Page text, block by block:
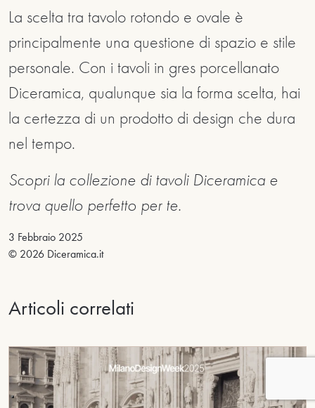
La scelta tra tavolo rotondo e ovale è
principalmente una questione di spazio e stile
personale. Con i tavoli in gres porcellanato
Diceramica, qualunque sia la forma scelta, hai
la certezza di un prodotto di design che dura
nel tempo.
Scopri la collezione di tavoli Diceramica e
trova quello perfetto per te.
3 Febbraio 2025
© 2026 Diceramica.it
Articoli correlati